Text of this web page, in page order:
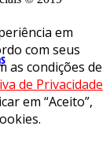
em
com seus
as condições de
de Privacidade
em “Aceito”,